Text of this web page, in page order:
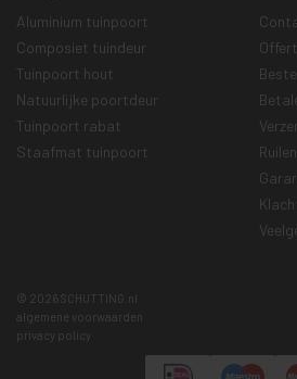
Aluminium tuinpoort
Composiet tuindeur
Tuinpoort hout
Natuurlijke poortdeur
Tuinpoort rabat
Staafmat tuinpoort
© 2026 SCHUTTING.nl
algemene voorwaarden
privacy policy